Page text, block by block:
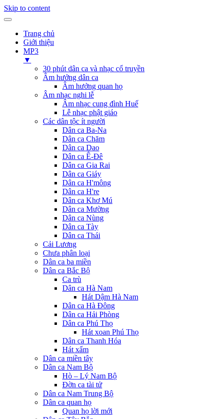
Skip to content
Trang chủ
Giới thiệu
MP3
▼
30 phút dân ca và nhạc cổ truyền
Âm hưởng dân ca
Âm hưởng quan họ
Âm nhạc nghi lễ
Âm nhạc cung đình Huế
Lễ nhạc phật giáo
Các dân tộc ít người
Dân ca Ba-Na
Dân ca Chăm
Dân ca Dao
Dân ca Ê-Đê
Dân ca Gia Rai
Dân ca Giáy
Dân ca H'mông
Dân ca H're
Dân ca Khơ Mú
Dân ca Mường
Dân ca Nùng
Dân ca Tày
Dân ca Thái
Cải Lương
Chưa phân loại
Dân ca ba miền
Dân ca Bắc Bộ
Ca trù
Dân ca Hà Nam
Hát Dậm Hà Nam
Dân ca Hà Đông
Dân ca Hải Phòng
Dân ca Phú Thọ
Hát xoan Phú Thọ
Dân ca Thanh Hóa
Hát xẩm
Dân ca miền tây
Dân ca Nam Bộ
Hò – Lý Nam Bộ
Đờn ca tài tử
Dân ca Nam Trung Bộ
Dân ca quan họ
Quan họ lời mới